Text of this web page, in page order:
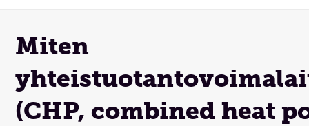
Miten
(CHP, combined heat